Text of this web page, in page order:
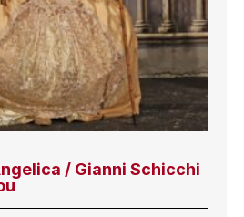
/ Gianni Schicchi